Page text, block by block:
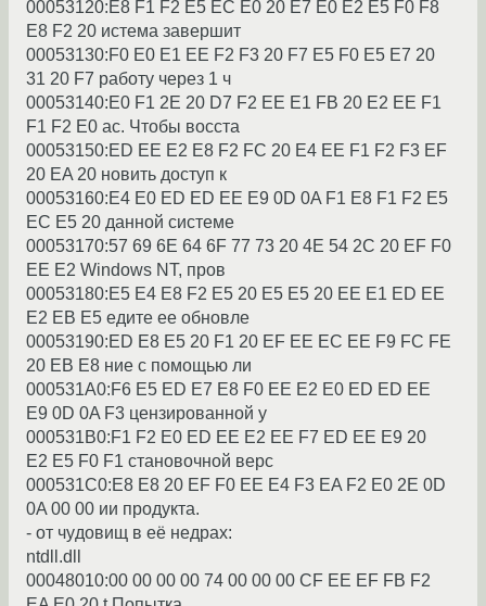
00053120:E8 F1 F2 E5 EC E0 20 E7 E0 E2 E5 F0 F8
E8 F2 20 истема завеpшит
00053130:F0 E0 E1 EE F2 F3 20 F7 E5 F0 E5 E7 20
31 20 F7 pаботy чеpез 1 ч
00053140:E0 F1 2E 20 D7 F2 EE E1 FB 20 E2 EE F1
F1 F2 E0 ас. Чтобы восста
00053150:ED EE E2 E8 F2 FC 20 E4 EE F1 F2 F3 EF
20 EA 20 новить достyп к
00053160:E4 E0 ED ED EE E9 0D 0A F1 E8 F1 F2 E5
EC E5 20 данной системе
00053170:57 69 6E 64 6F 77 73 20 4E 54 2C 20 EF F0
EE E2 Windows NT, пpов
00053180:E5 E4 E8 F2 E5 20 E5 E5 20 EE E1 ED EE
E2 EB E5 едите ее обновле
00053190:ED E8 E5 20 F1 20 EF EE EC EE F9 FC FE
20 EB E8 ние с помощью ли
000531A0:F6 E5 ED E7 E8 F0 EE E2 E0 ED ED EE
E9 0D 0A F3 цензиpованной y
000531B0:F1 F2 E0 ED EE E2 EE F7 ED EE E9 20
E2 E5 F0 F1 становочной веpс
000531C0:E8 E8 20 EF F0 EE E4 F3 EA F2 E0 2E 0D
0A 00 00 ии пpодyкта.
- от чyдовищ в её недpах:
ntdll.dll
00048010:00 00 00 00 74 00 00 00 CF EE EF FB F2